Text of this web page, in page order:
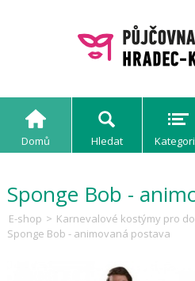
Domů Hledat
Sponge Bob -
E-shop > Karnevalové kostýmy pro
Sponge Bob - animovaná postava